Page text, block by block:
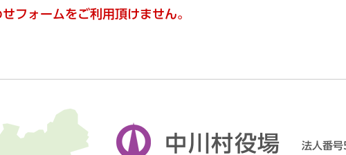
フォームをご利用頂けません。
中川村役場 法人番